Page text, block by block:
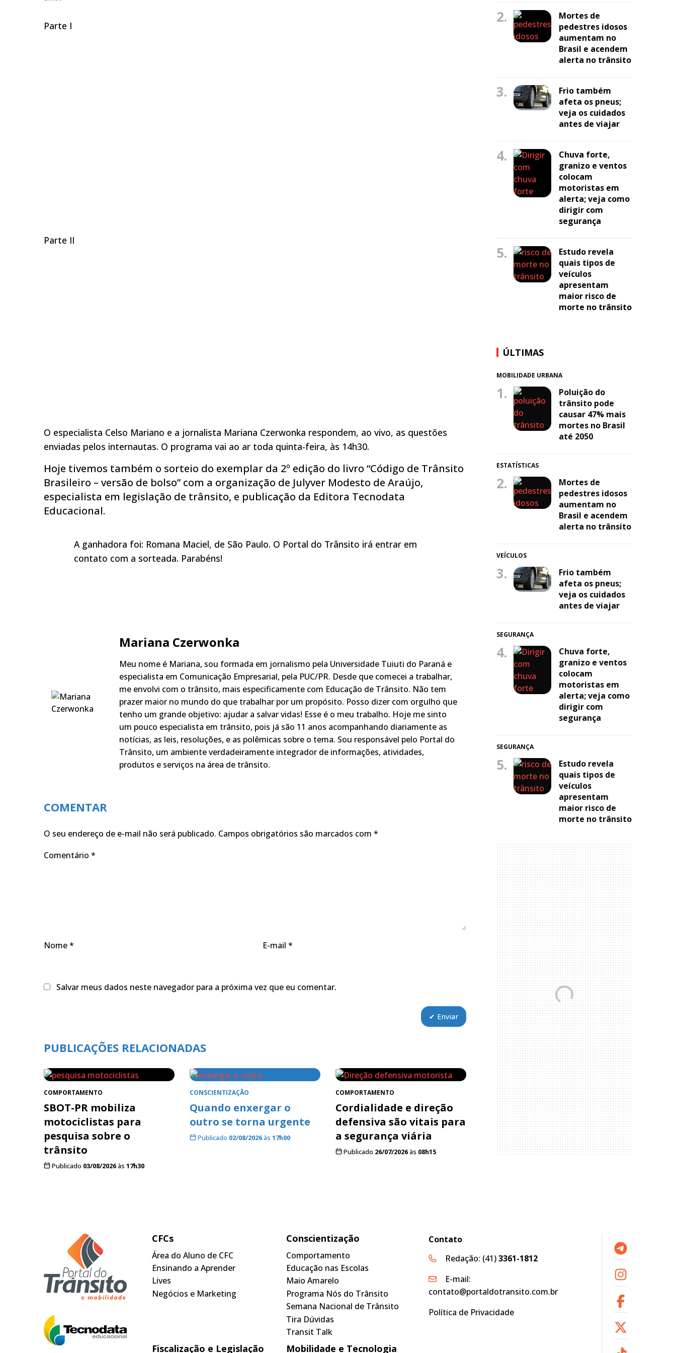
Parte I
Parte II
O especialista Celso Mariano e a jornalista Mariana Czerwonka respondem, ao vivo, as questões
enviadas pelos internautas. O programa vai ao ar toda quinta-feira, às 14h30.
Hoje tivemos também o sorteio do exemplar da 2º edição do livro “Código de Trânsito
Brasileiro – versão de bolso” com a organização de Julyver Modesto de Araújo,
especialista em legislação de trânsito, e publicação da Editora Tecnodata
Educacional.
A ganhadora foi: Romana Maciel, de São Paulo. O Portal do Trânsito irá entrar em
contato com a sorteada. Parabéns!
Mariana Czerwonka
Meu nome é Mariana, sou formada em jornalismo pela Universidade Tuiuti do Paraná e
especialista em Comunicação Empresarial, pela PUC/PR. Desde que comecei a trabalhar,
me envolvi com o trânsito, mais especificamente com Educação de Trânsito. Não tem
prazer maior no mundo do que trabalhar por um propósito. Posso dizer com orgulho que
tenho um grande objetivo: ajudar a salvar vidas! Esse é o meu trabalho. Hoje me sinto
um pouco especialista em trânsito, pois já são 11 anos acompanhando diariamente as
notícias, as leis, resoluções, e as polêmicas sobre o tema. Sou responsável pelo Portal do
Trânsito, um ambiente verdadeiramente integrador de informações, atividades,
produtos e serviços na área de trânsito.
COMENTAR
O seu endereço de e-mail não será publicado. Campos obrigatórios são marcados com *
Comentário *
Nome* E-mail *
Salvar meus dados neste navegador para a próxima vez que eu comentar.
PUBLICAÇÕES RELACIONADAS
COMPORTAMENTO
SBOT-PR mobiliza
motociclistas para
pesquisa sobre o
trânsito
Publicado 03/08/2026às 17h30
CONSCIENTIZAÇÃO
Quando enxergar o
outro se torna urgente
Publicado 02/08/2026às 17h00
COMPORTAMENTO
Cordialidade e direção
defensiva são vitais para
a segurança viária
Publicado 26/07/2026às 08h15
2.
Mortes de
pedestres idosos
aumentam no
Brasil e acendem
alerta no trânsito
3.
Frio também
afeta os pneus;
veja os cuidados
antes de viajar
4.
Chuva forte,
granizo e ventos
colocam
motoristas em
alerta; veja como
dirigir com
segurança
5.
Estudo revela
quais tipos de
veículos
apresentam
maior risco de
morte no trânsito
ÚLTIMAS
MOBILIDADE URBANA
1.
Poluição do
trânsito pode
causar 47% mais
mortes no Brasil
até 2050
ESTATÍSTICAS
2.
Mortes de
pedestres idosos
aumentam no
Brasil e acendem
alerta no trânsito
VEÍCULOS
3.
Frio também
afeta os pneus;
veja os cuidados
antes de viajar
SEGURANÇA
4.
Chuva forte,
granizo e ventos
colocam
motoristas em
alerta; veja como
dirigir com
segurança
SEGURANÇA
5.
Estudo revela
quais tipos de
veículos
apresentam
maior risco de
morte no trânsito
CFCs
Área do Aluno de CFC
Ensinando a Aprender
Lives
Negócios e Marketing
Conscientização
Comportamento
Educação nas Escolas
Maio Amarelo
Programa Nós do Trânsito
Semana Nacional de Trânsito
Tira Dúvidas
Transit Talk
Fiscalização e Legislação Mobilidade e Tecnologia
Contato
Redação: (41)3361-1812
E-mail:
contato@portaldotransito.com.br
Política de Privacidade